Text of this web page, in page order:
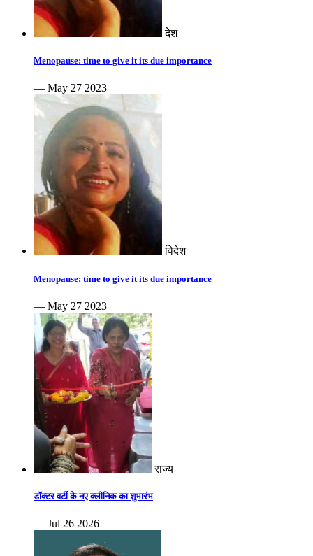
देश
Menopause: time to give it its due importance
— May 27 2023
विदेश
Menopause: time to give it its due importance
— May 27 2023
राज्य
डॉक्टर वर्टी के नए क्लीनिक का शुभारंभ
— Jul 26 2026